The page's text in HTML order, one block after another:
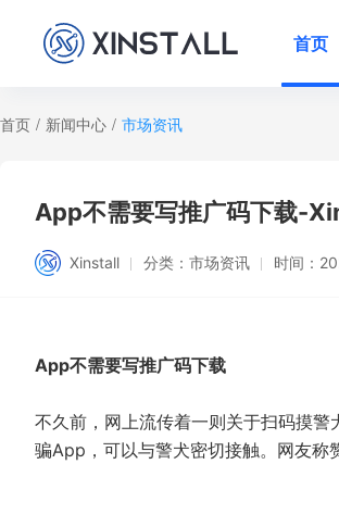
首页
首页 / 新闻中心 / 市场资讯
App不需要写推广码下载-
Xinstall 分类： 市场资讯 时间：
App不需要写推广码下载
不久前，网上流传着一则关于扫码摸
骗App，可以与警犬密切接触。网友